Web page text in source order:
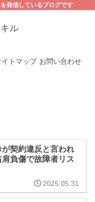
ル
発信しているブログです
イトマップ お問い合わせ
契約違反と言われ
負傷で故障者リス
2025.05.31